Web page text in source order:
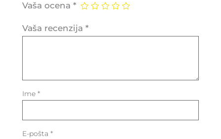
Vaša ocena *
Vaša recenzija *
Ime *
E-pošta *